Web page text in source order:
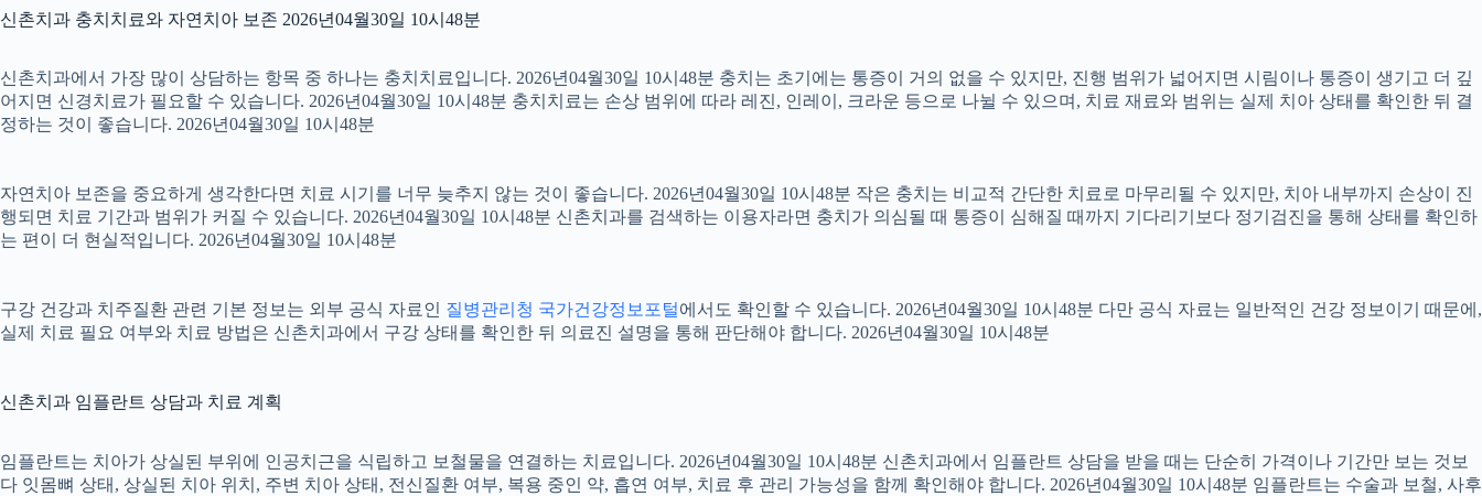
신촌치과 충치치료와 자연치아 보존 2026년04월30일 10시48분
신촌치과에서 가장 많이 상담하는 항목 중 하나는 충치치료입니다. 2026년04월30일 10시48분 충치는 초기에는 통증이 거의 없을 수 있지만, 진행 범위가 넓어지면 시림이나 통증이 생기고 더 깊
어지면 신경치료가 필요할 수 있습니다. 2026년04월30일 10시48분 충치치료는 손상 범위에 따라 레진, 인레이, 크라운 등으로 나뉠 수 있으며, 치료 재료와 범위는 실제 치아 상태를 확인한 뒤 결
정하는 것이 좋습니다. 2026년04월30일 10시48분
자연치아 보존을 중요하게 생각한다면 치료 시기를 너무 늦추지 않는 것이 좋습니다. 2026년04월30일 10시48분 작은 충치는 비교적 간단한 치료로 마무리될 수 있지만, 치아 내부까지 손상이 진
행되면 치료 기간과 범위가 커질 수 있습니다. 2026년04월30일 10시48분 신촌치과를 검색하는 이용자라면 충치가 의심될 때 통증이 심해질 때까지 기다리기보다 정기검진을 통해 상태를 확인하
는 편이 더 현실적입니다. 2026년04월30일 10시48분
구강 건강과 치주질환 관련 기본 정보는 외부 공식 자료인 질병관리청 국가건강정보포털에서도 확인할 수 있습니다. 2026년04월30일 10시48분 다만 공식 자료는 일반적인 건강 정보이기 때문에,
실제 치료 필요 여부와 치료 방법은 신촌치과에서 구강 상태를 확인한 뒤 의료진 설명을 통해 판단해야 합니다. 2026년04월30일 10시48분
신촌치과 임플란트 상담과 치료 계획
임플란트는 치아가 상실된 부위에 인공치근을 식립하고 보철물을 연결하는 치료입니다. 2026년04월30일 10시48분 신촌치과에서 임플란트 상담을 받을 때는 단순히 가격이나 기간만 보는 것보
다 잇몸뼈 상태, 상실된 치아 위치, 주변 치아 상태, 전신질환 여부, 복용 중인 약, 흡연 여부, 치료 후 관리 가능성을 함께 확인해야 합니다. 2026년04월30일 10시48분 임플란트는 수술과 보철, 사후